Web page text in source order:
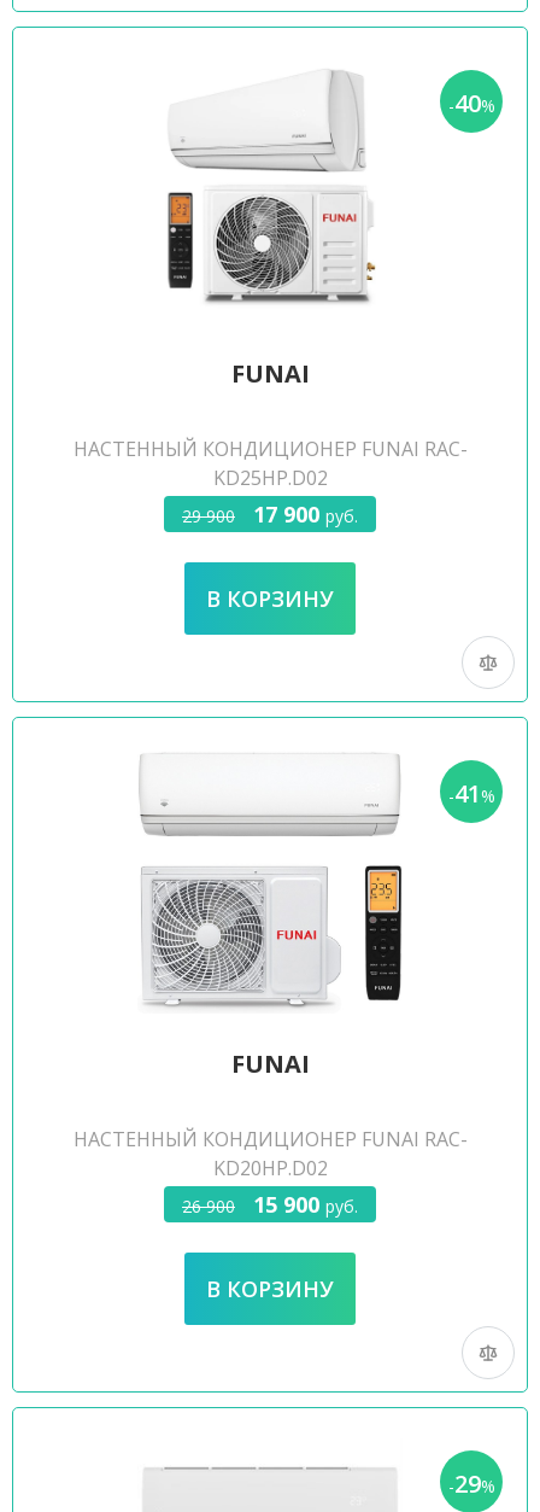
-40%
FUNAI
НАСТЕННЫЙ КОНДИЦИОНЕР FUNAI RAC-
KD25HP.D02
29 900 17 900 руб.
-41%
FUNAI
НАСТЕННЫЙ КОНДИЦИОНЕР FUNAI RAC-
KD20HP.D02
26 900 15 900 руб.
-29%